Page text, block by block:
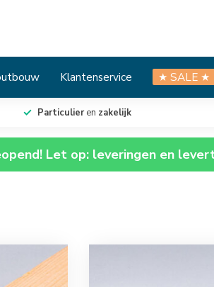
Klantenservice ★ SALE ★
Particulieren zakelijk
Let op: leveringen en